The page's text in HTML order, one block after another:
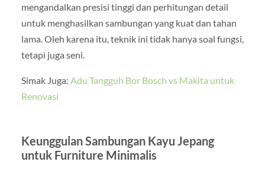
mengandalkan presisi tinggi dan perhitungan detail
untuk menghasilkan sambungan yang kuat dan tahan
lama. Oleh karena itu, teknik ini tidak hanya soal fungsi,
tetapi juga seni.
Simak Juga: Adu Tangguh Bor Bosch vs Makita untuk
Renovasi
Keunggulan Sambungan Kayu Jepang
untuk Furniture Minimalis